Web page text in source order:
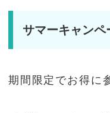
サマーキャンペ
期間限定でお得に